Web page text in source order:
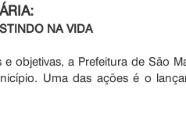
NA VIDA
objetivas, a Prefeitura de São
Uma das ações é o